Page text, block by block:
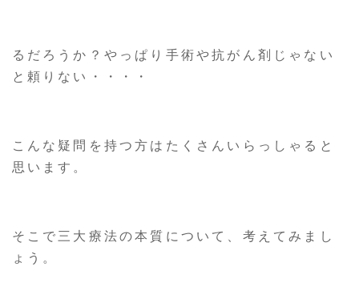
るだろうか？やっぱり手術や抗がん剤じゃない
と頼りない・・・・
こんな疑問を持つ方はたくさんいらっしゃると
思います。
そこで三大療法の本質について、考えてみまし
ょう。